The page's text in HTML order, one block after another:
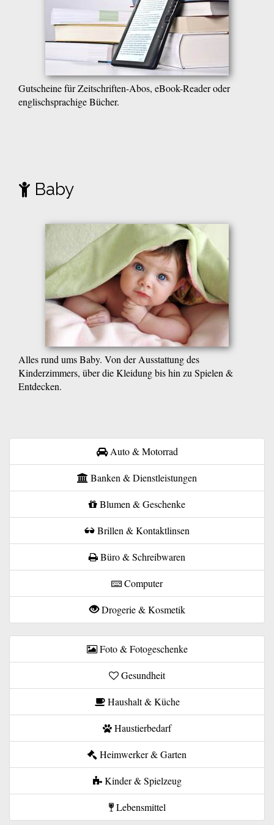
Gutscheine für Zeitschriften-Abos, eBook-Reader oder
englischsprachige Bücher.
Baby
Alles rund ums Baby. Von der Ausstattung des
Kinderzimmers, über die Kleidung bis hin zu Spielen &
Entdecken.
Auto & Motorrad
Banken & Dienstleistungen
Blumen & Geschenke
Brillen & Kontaktlinsen
Büro & Schreibwaren
Computer
Drogerie & Kosmetik
Foto & Fotogeschenke
Gesundheit
Haushalt & Küche
Haustierbedarf
Heimwerker & Garten
Kinder & Spielzeug
Lebensmittel